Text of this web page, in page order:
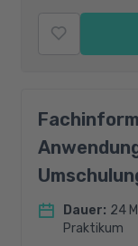
Dauer: 24
Praktikum